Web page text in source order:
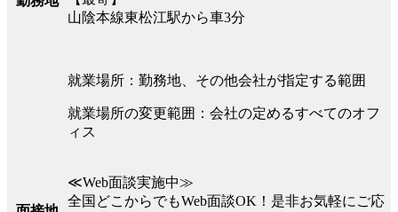
山陰本線東松江駅から車3分
就業場所：勤務地、その他会社が指定する範囲
就業場所の変更範囲：会社の定めるすべてのオフ
ィス
≪Web面談実施中≫
全国どこからでもWeb面談OK！是非お気軽にご応